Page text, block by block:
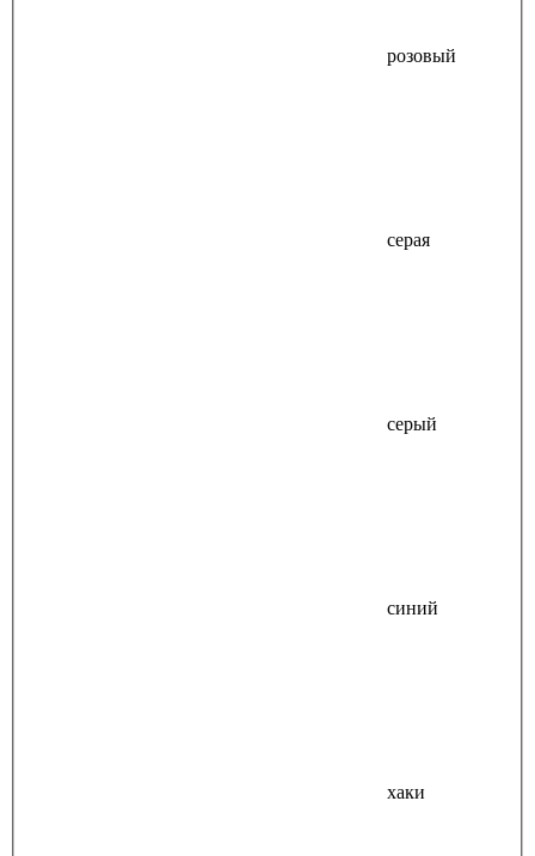
розовый
серая
серый
синий
хаки